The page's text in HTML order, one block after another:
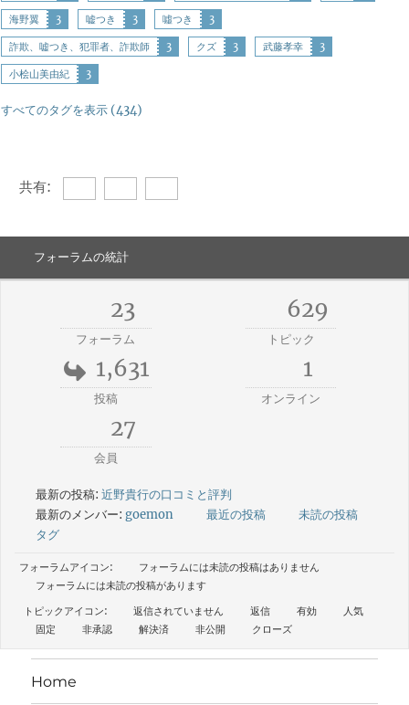
海野翼 3 嘘つき 3 噓つき 3
詐欺、嘘つき、犯罪者、詐欺師 3 クズ 3 武藤孝幸 3
小桧山美由紀 3
すべてのタグを表示 (434)
共有:
フォーラムの統計
23
フォーラム
629
トピック
1,631
投稿
1
オンライン
27
会員
最新の投稿: 近野貴行の口コミと評判
最新のメンバー: goemon 最近の投稿
未読の投稿
タグ
フォーラムアイコン:
フォーラムには未読の投稿はありません
フォーラムには未読の投稿があります
トピックアイコン:
返信されていません 返信 有効
人気
固定
非承認 解決済 非公開 クローズ
Home